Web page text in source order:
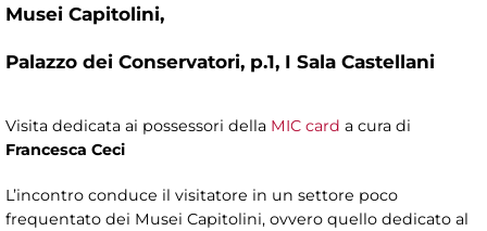
Musei Capitolini,
Palazzo dei Conservatori, p.1, I Sala Castellani
Visita dedicata ai possessori della MIC card a cura di
Francesca Ceci
L’incontro conduce il visitatore in un settore poco
frequentato dei Musei Capitolini, ovvero quello dedicato al